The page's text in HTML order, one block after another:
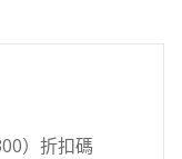
）折扣碼